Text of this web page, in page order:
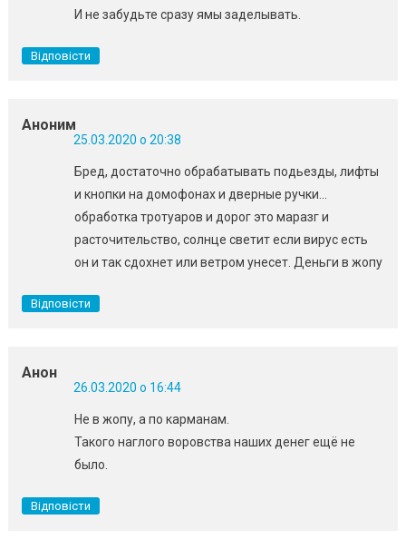
И не забудьте сразу ямы заделывать.
Відповісти
Аноним
25.03.2020 о 20:38
Бред, достаточно обрабатывать подьезды, лифты
и кнопки на домофонах и дверные ручки…
обработка тротуаров и дорог это маразг и
расточительство, солнце светит если вирус есть
он и так сдохнет или ветром унесет. Деньги в жопу
Відповісти
Анон
26.03.2020 о 16:44
Не в жопу, а по карманам.
Такого наглого воровства наших денег ещё не
было.
Відповісти